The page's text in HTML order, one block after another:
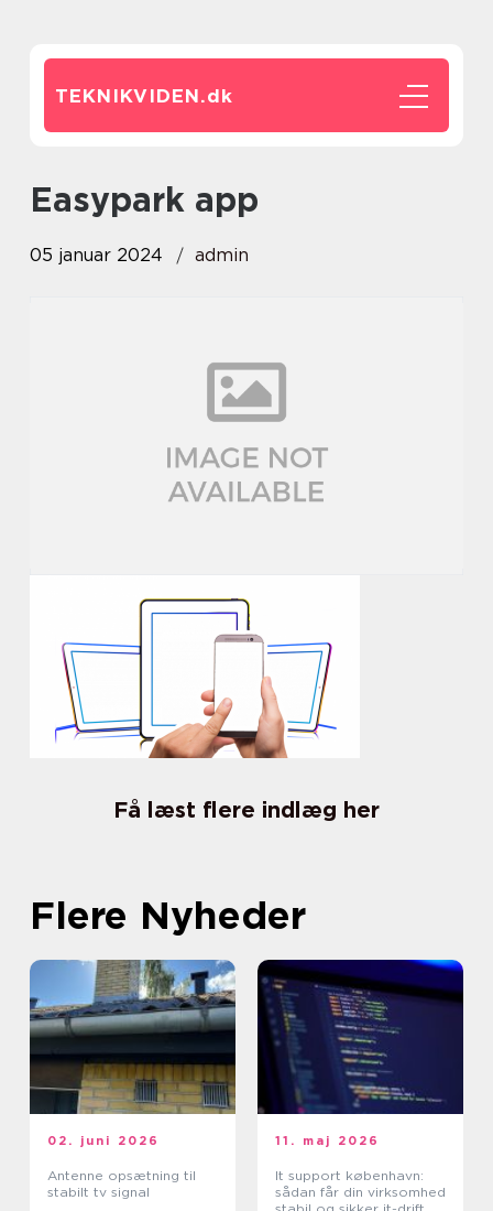
TEKNIKVIDEN.dk
easypark app
05 januar 2024 admin
Få læst flere indlæg her
Flere Nyheder
02. juni 2026
Antenne opsætning til
stabilt tv signal
11. maj 2026
It support københavn:
sådan får din virksomhed